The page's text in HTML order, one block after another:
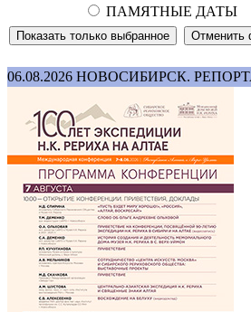
ПАМЯТНЫЕ ДАТЫ
06.08.2026 НОВОСИБИРСК.